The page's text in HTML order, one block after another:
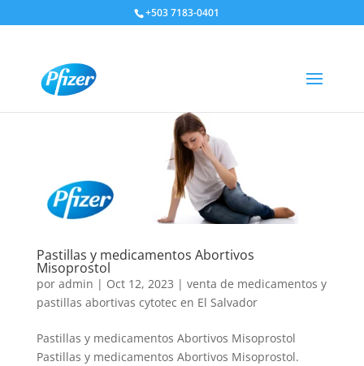
+503 7183-0401
Pastillas y medicamentos Abortivos
Misoprostol
por admin | Oct 12, 2023 | venta de medicamentos y
pastillas abortivas cytotec en El Salvador
Pastillas y medicamentos Abortivos Misoprostol
Pastillas y medicamentos Abortivos Misoprostol.